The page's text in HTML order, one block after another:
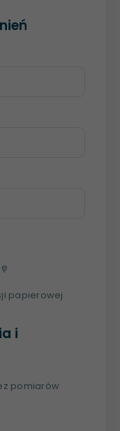
papierowej
i
pomiarów